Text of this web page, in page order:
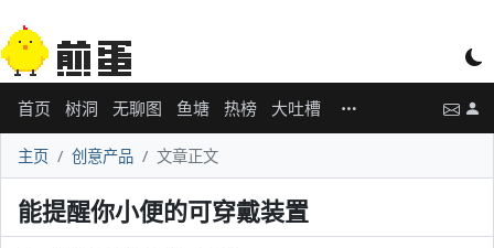
首页 树洞 无聊图 鱼塘 热榜 大吐槽
主页 创意产品 文章正文
能提醒你小便的可穿戴装置